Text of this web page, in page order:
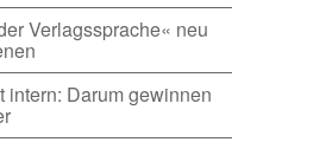
Verlagssprache« neu
intern: Darum gewinnen